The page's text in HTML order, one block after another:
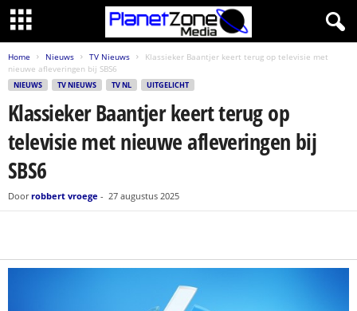
Home Nieuws TV Nieuws
Klassieker Baantjer keert terug op televisie met
nieuwe afleveringen bij SBS6
NIEUWS TV NIEUWS TV NL UITGELICHT
Klassieker Baantjer keert terug op
televisie met nieuwe afleveringen bij
SBS6
Door robbert vroege - 27 augustus 2025